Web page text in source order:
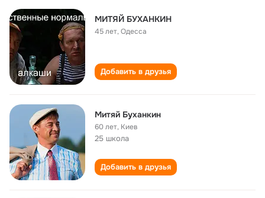
МИТЯЙ БУХАНКИН
45 лет,Одесса
Добавить в друзья
Митяй Буханкин
60 лет, Киев
25 школа
Добавить в друзья